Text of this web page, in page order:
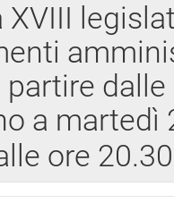
XVIII
a
ore